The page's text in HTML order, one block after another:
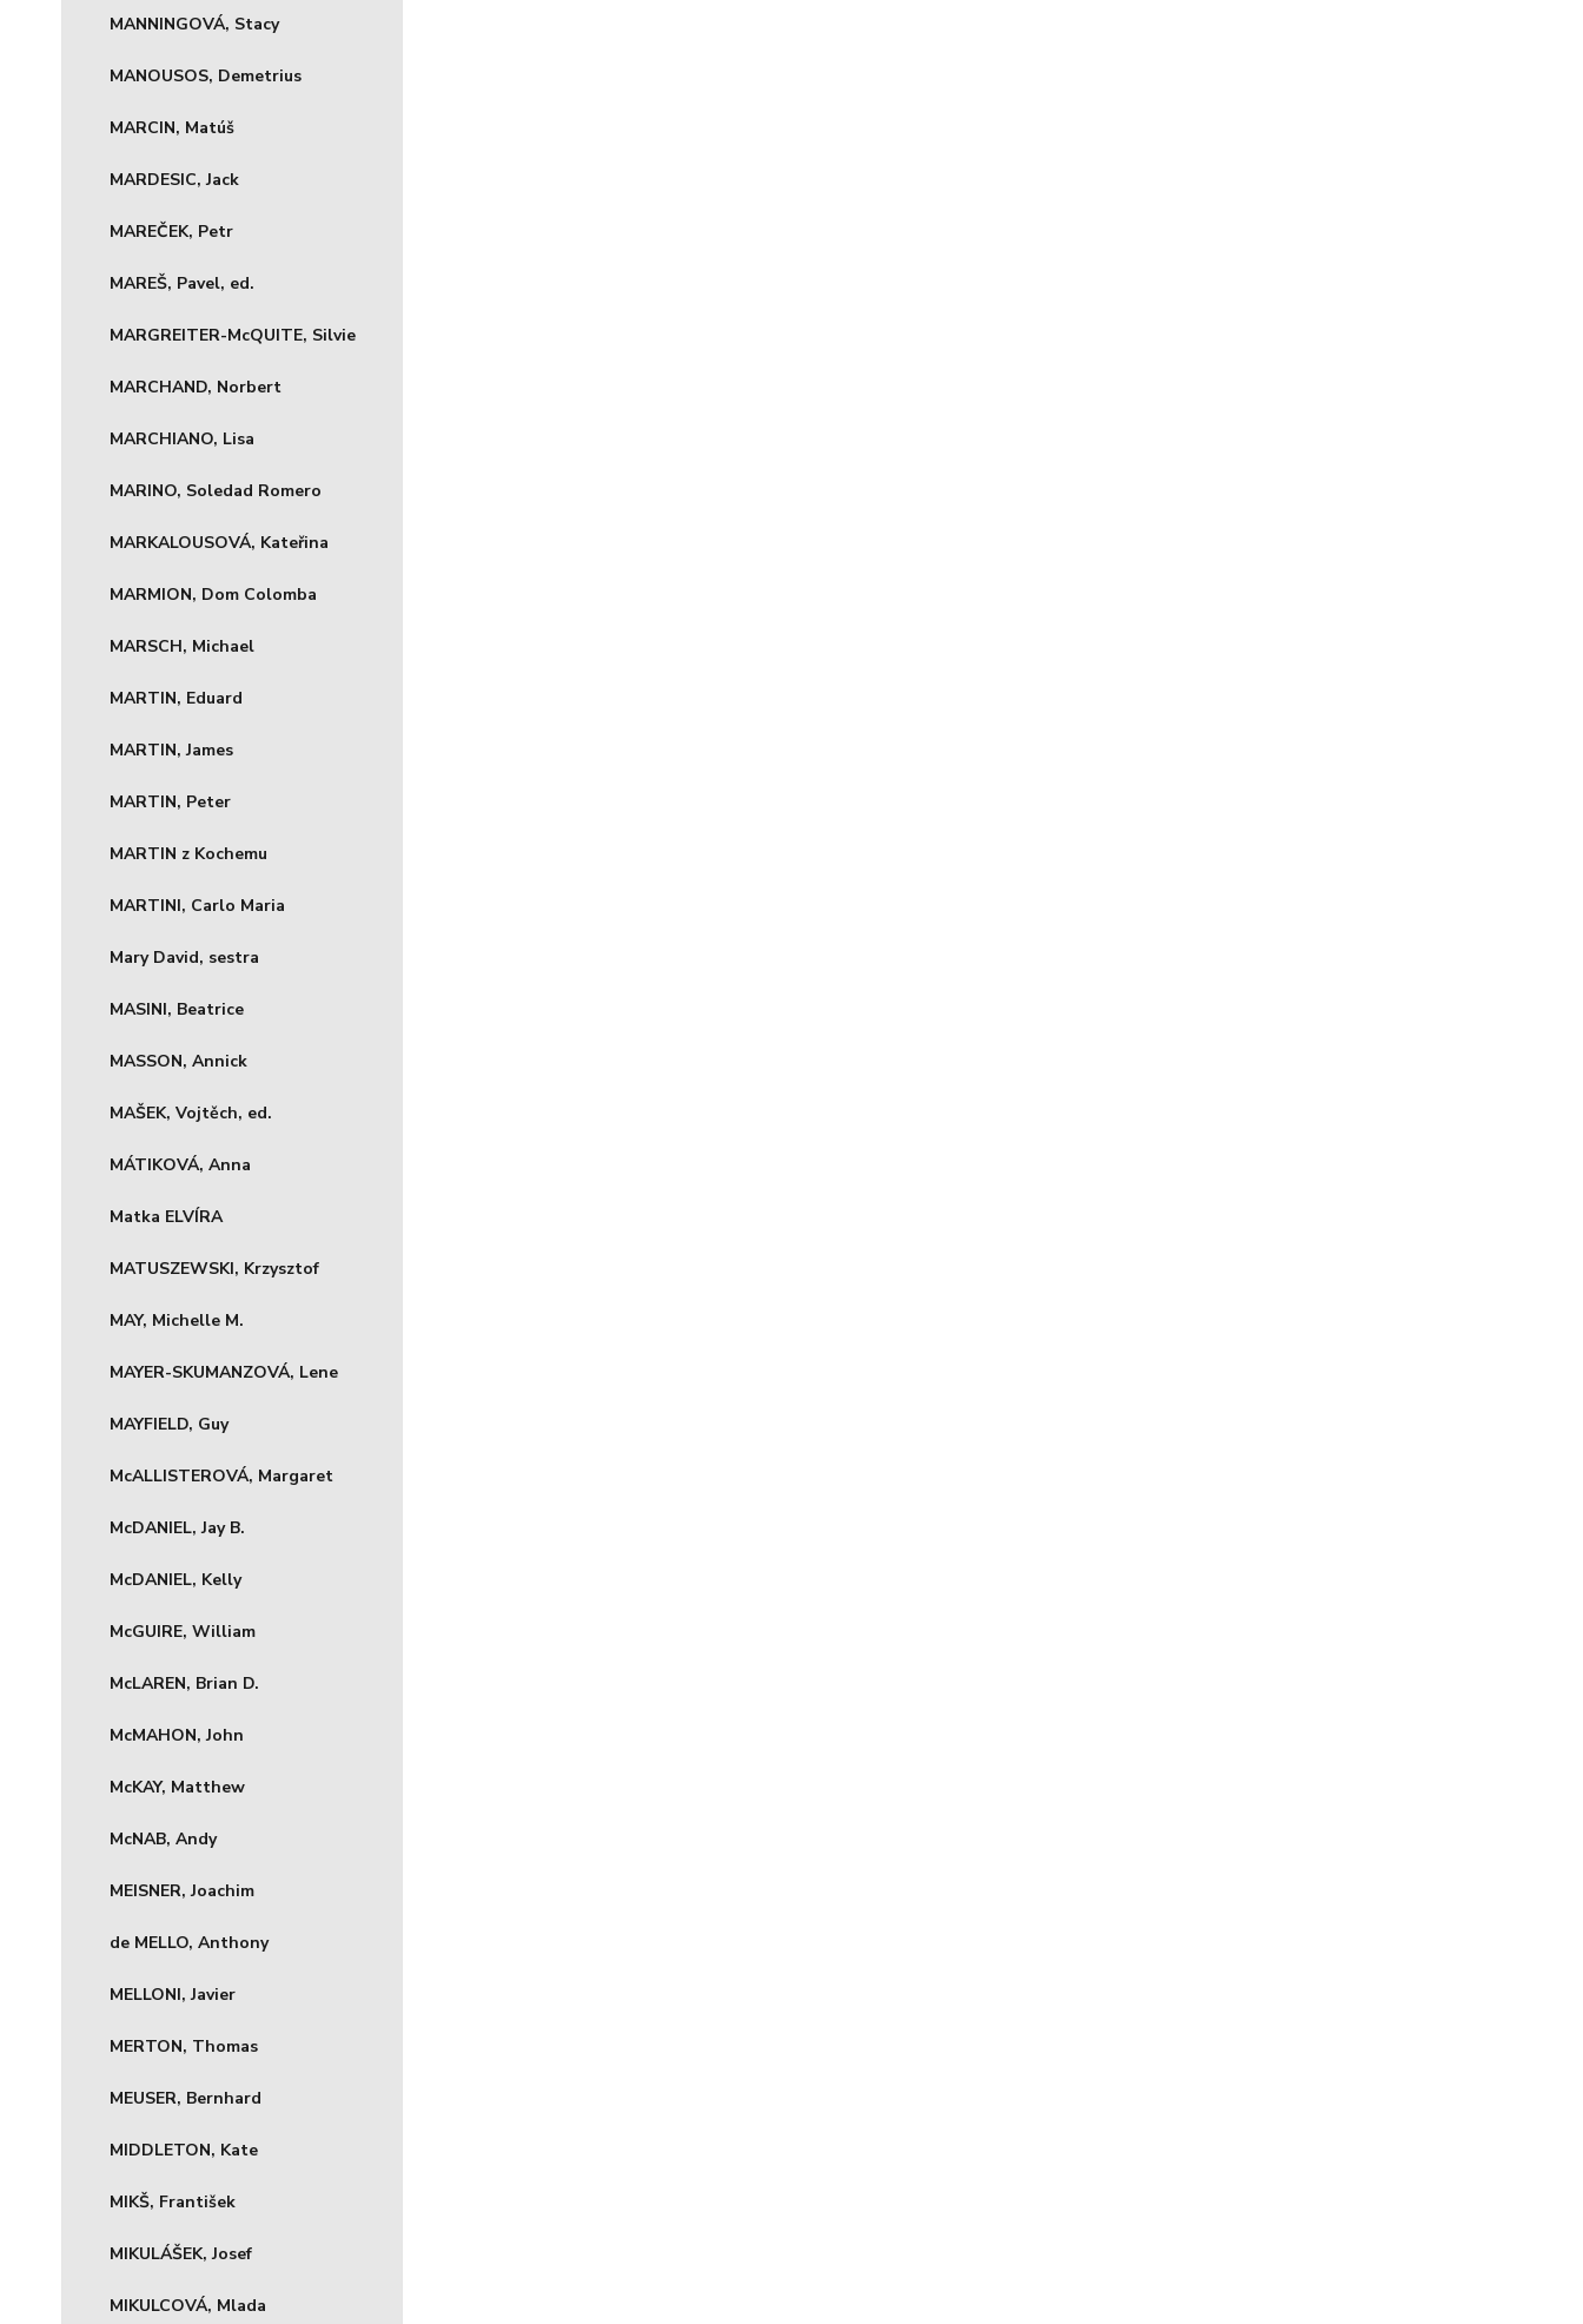
MANNINGOVÁ, Stacy
MANOUSOS, Demetrius
MARCIN, Matúš
MARDESIC, Jack
MAREČEK, Petr
MAREŠ, Pavel, ed.
MARGREITER-McQUITE, Silvie
MARCHAND, Norbert
MARCHIANO, Lisa
MARINO, Soledad Romero
MARKALOUSOVÁ, Kateřina
MARMION, Dom Colomba
MARSCH, Michael
MARTIN, Eduard
MARTIN, James
MARTIN, Peter
MARTIN z Kochemu
MARTINI, Carlo Maria
Mary David, sestra
MASINI, Beatrice
MASSON, Annick
MAŠEK, Vojtěch, ed.
MÁTIKOVÁ, Anna
Matka ELVÍRA
MATUSZEWSKI, Krzysztof
MAY, Michelle M.
MAYER-SKUMANZOVÁ, Lene
MAYFIELD, Guy
McALLISTEROVÁ, Margaret
McDANIEL, Jay B.
McDANIEL, Kelly
McGUIRE, William
McLAREN, Brian D.
McMAHON, John
McKAY, Matthew
McNAB, Andy
MEISNER, Joachim
de MELLO, Anthony
MELLONI, Javier
MERTON, Thomas
MEUSER, Bernhard
MIDDLETON, Kate
MIKŠ, František
MIKULÁŠEK, Josef
MIKULCOVÁ, Mlada